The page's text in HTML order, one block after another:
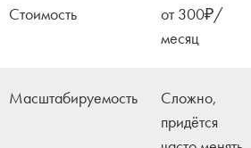
Стоимость
от 300₽/
месяц
Масштабируемость
Сложно,
придётся